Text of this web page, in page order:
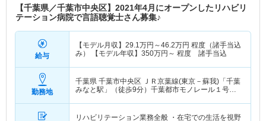
【千葉県／千葉市中央区】2021年4月にオープンしたリハビリ
テーション病院で言語聴覚士さん募集♪
給与
【モデル月収】 29.1万円～46.2万円 程度（諸手当込
み） 【モデル年収】 350万円～ 程度 諸手当込
勤務地
千葉県 千葉市中央区 ＪＲ京葉線(東京－蘇我)「千葉
みなと駅」（徒歩9分）千葉都市モノレール１号線
リハビリテーション業務全般 ・在宅での生活を視野